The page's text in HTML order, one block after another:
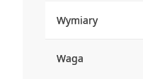
Wymiary
Waga